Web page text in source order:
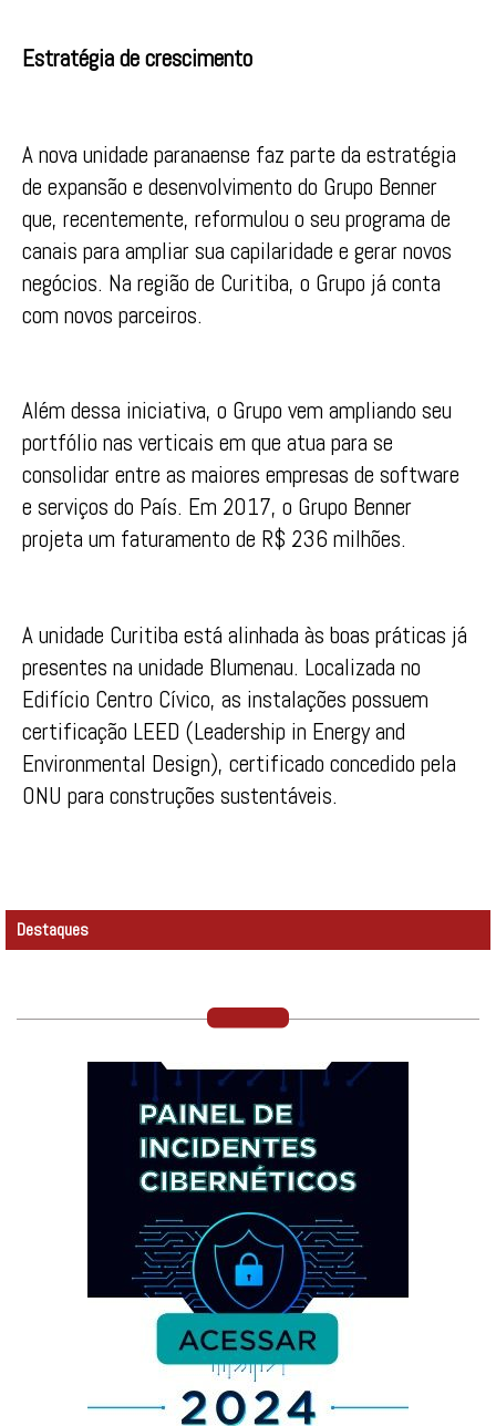
Estratégia de crescimento
A nova unidade paranaense faz parte da estratégia
de expansão e desenvolvimento do Grupo Benner
que, recentemente, reformulou o seu programa de
canais para ampliar sua capilaridade e gerar novos
negócios. Na região de Curitiba, o Grupo já conta
com novos parceiros.
Além dessa iniciativa, o Grupo vem ampliando seu
portfólio nas verticais em que atua para se
consolidar entre as maiores empresas de software
e serviços do País. Em 2017, o Grupo Benner
projeta um faturamento de R$ 236 milhões.
A unidade Curitiba está alinhada às boas práticas já
presentes na unidade Blumenau. Localizada no
Edifício Centro Cívico, as instalações possuem
certificação LEED (Leadership in Energy and
Environmental Design), certificado concedido pela
ONU para construções sustentáveis.
Destaques